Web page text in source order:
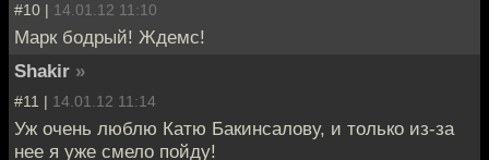
#10 | 14.01.12 11:10
Марк бодрый! Ждемс!
Shakir »
#11 | 14.01.12 11:14
Уж очень люблю Катю Бакинсалову, и только из-за
нее я уже смело пойду!